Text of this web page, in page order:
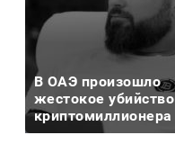
В ОАЭ произошло
жестокое убийство
криптомиллионера